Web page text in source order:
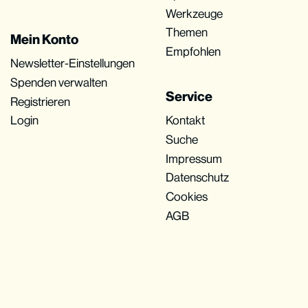
Werkzeuge
Themen
Empfohlen
Mein Konto
Newsletter-Einstellungen
Spenden verwalten
Registrieren
Login
Service
Kontakt
Suche
Impressum
Datenschutz
Cookies
AGB